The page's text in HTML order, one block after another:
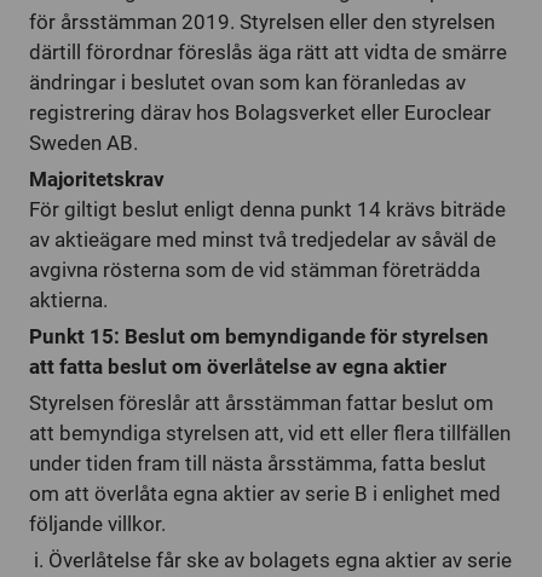
för årsstämman 2019. Styrelsen eller den styrelsen
därtill förordnar föreslås äga rätt att vidta de smärre
ändringar i beslutet ovan som kan föranledas av
registrering därav hos Bolagsverket eller Euroclear
Sweden AB.
Majoritetskrav
För giltigt beslut enligt denna punkt 14 krävs biträde
av aktieägare med minst två tredjedelar av såväl de
avgivna rösterna som de vid stämman företrädda
aktierna.
Punkt 15: Beslut om bemyndigande för styrelsen
att fatta beslut om överlåtelse av egna aktier
Styrelsen föreslår att årsstämman fattar beslut om
att bemyndiga styrelsen att, vid ett eller flera tillfällen
under tiden fram till nästa årsstämma, fatta beslut
om att överlåta egna aktier av serie B i enlighet med
följande villkor.
Överlåtelse får ske av bolagets egna aktier av serie